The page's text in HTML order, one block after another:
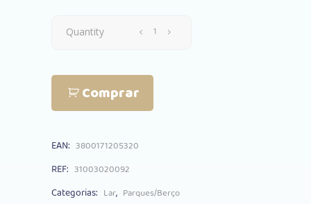
Berço
Sleeping
Noah
Quantity
Comprar
EAN: 3800171205320
REF: 31003020092
Categorias: Lar, Parques/Berço